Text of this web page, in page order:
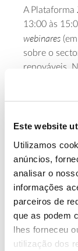
Este website
Utilizamos
anúncios,
analisar o
informações
parceiros de
que as podem
lhes forneceu
utilização dos
A Plataforma
13:00 às
webinares
sobre o
renováveis.
parceria
que
Saber mais
13.07.2026